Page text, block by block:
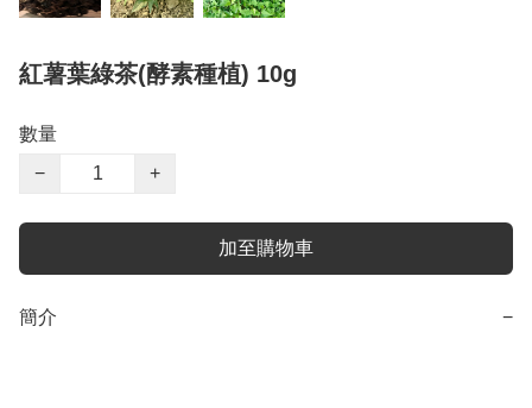
紅薯葉綠茶(酵素種植) 10g
數量
−
+
加至購物車
簡介 −